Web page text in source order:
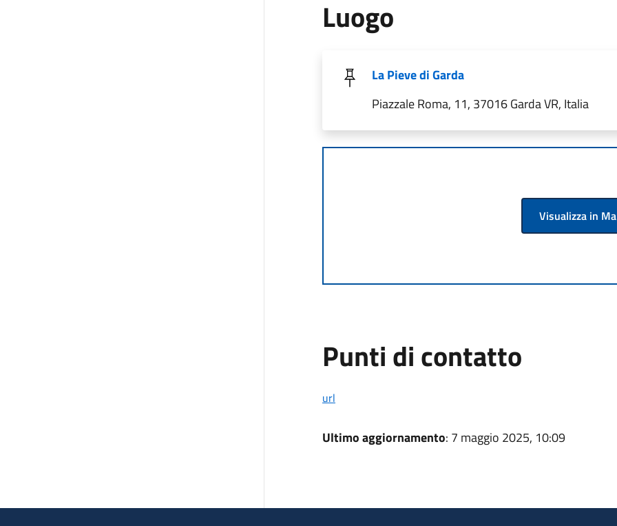
Luogo
La Pieve di Garda
Piazzale Roma, 11, 37016 Garda VR, Italia
Visualizza in
Punti di contatto
url
Ultimo aggiornamento: 7 maggio 2025, 10:09